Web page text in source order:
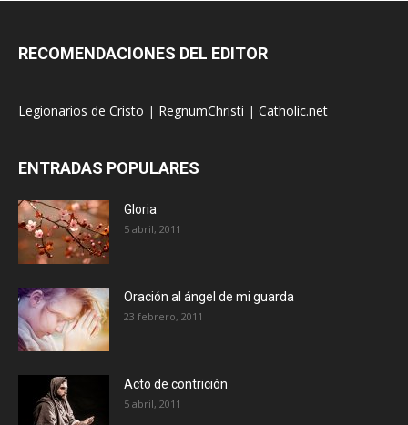
RECOMENDACIONES DEL EDITOR
Legionarios de Cristo | RegnumChristi | Catholic.net
ENTRADAS POPULARES
Gloria
5 abril, 2011
Oración al ángel de mi guarda
23 febrero, 2011
Acto de contrición
5 abril, 2011